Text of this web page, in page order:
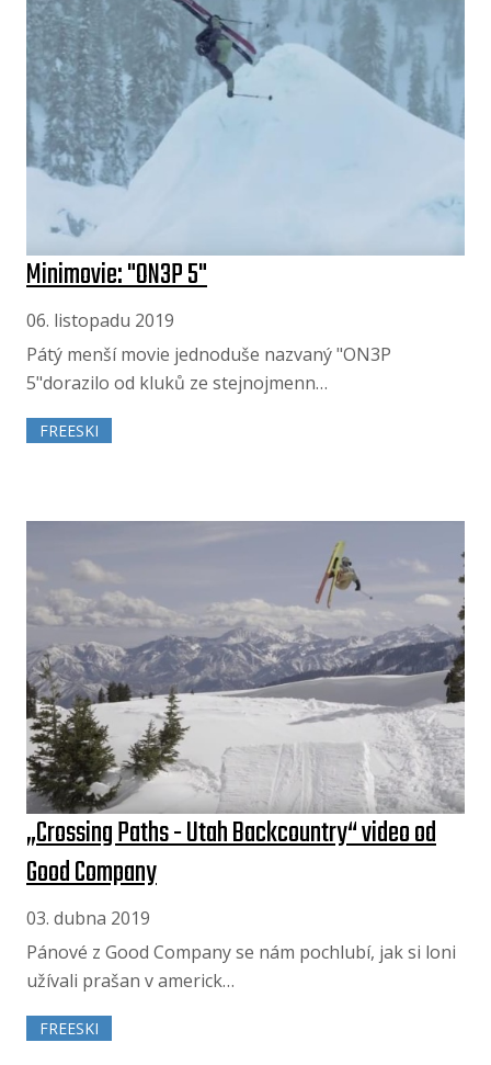
Minimovie: "ON3P 5"
06. listopadu 2019
Pátý menší movie jednoduše nazvaný "ON3P
5"dorazilo od kluků ze stejnojmenn…
FREESKI
„Crossing Paths - Utah Backcountry“ video od
Good Company
03. dubna 2019
Pánové z Good Company se nám pochlubí, jak si loni
užívali prašan v americk…
FREESKI